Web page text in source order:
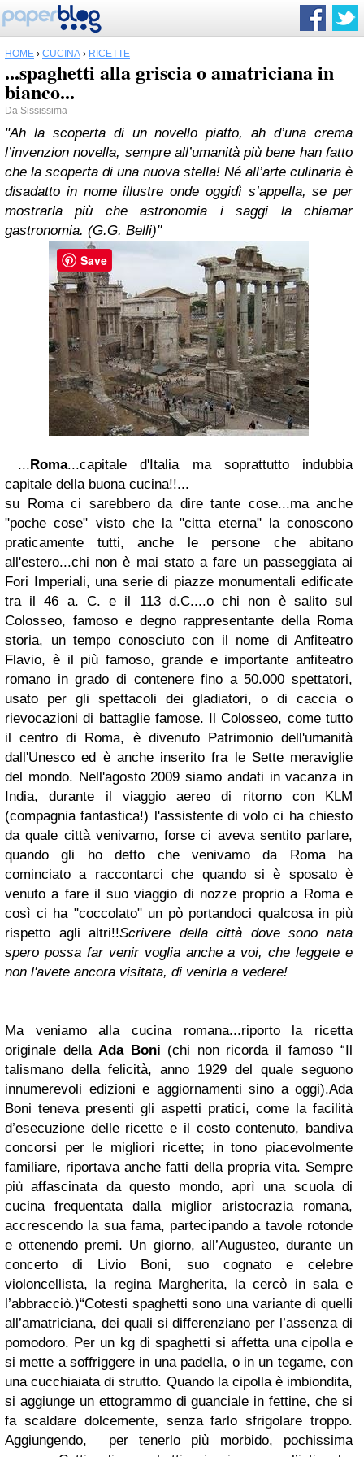
HOME › CUCINA › RICETTE
...spaghetti alla griscia o amatriciana in
bianco...
Da Sississima
"Ah la scoperta di un novello piatto, ah d’una crema
l’invenzion novella, sempre all’umanità più bene han fatto
che la scoperta di una nuova stella! Né all’arte culinaria è
disadatto in nome illustre onde oggidì s’appella, se per
mostrarla più che astronomia i saggi la chiamar
gastronomia. (G.G. Belli)"
...Roma...capitale d'Italia ma soprattutto indubbia
capitale della buona cucina!!...
su Roma ci sarebbero da dire tante cose...ma anche
"poche cose" visto che la "citta eterna" la conoscono
praticamente tutti, anche le persone che abitano
all'estero...chi non è mai stato a fare un passeggiata ai
Fori Imperiali, una serie di piazze monumentali edificate
tra il 46 a. C. e il 113 d.C....o chi non è salito sul
Colosseo, famoso e degno rappresentante della Roma
storia, un tempo conosciuto con il nome di Anfiteatro
Flavio, è il più famoso, grande e importante anfiteatro
romano in grado di contenere fino a 50.000 spettatori,
usato per gli spettacoli dei gladiatori, o di caccia o
rievocazioni di battaglie famose. Il Colosseo, come tutto
il centro di Roma, è divenuto Patrimonio dell'umanità
dall'Unesco ed è anche inserito fra le Sette meraviglie
del mondo. Nell'agosto 2009 siamo andati in vacanza in
India, durante il viaggio aereo di ritorno con KLM
(compagnia fantastica!) l'assistente di volo ci ha chiesto
da quale città venivamo, forse ci aveva sentito parlare,
quando gli ho detto che venivamo da Roma ha
cominciato a raccontarci che quando si è sposato è
venuto a fare il suo viaggio di nozze proprio a Roma e
così ci ha "coccolato" un pò portandoci qualcosa in più
rispetto agli altri!!Scrivere della città dove sono nata
spero possa far venir voglia anche a voi, che leggete e
non l'avete ancora visitata, di venirla a vedere!
Ma veniamo alla cucina romana...riporto la ricetta
originale dellaAda Boni (chi non ricorda il famoso “Il
talismano della felicità, anno 1929 del quale seguono
innumerevoli edizioni e aggiornamenti sino a oggi).Ada
Boni teneva presenti gli aspetti pratici, come la facilità
d’esecuzione delle ricette e il costo contenuto, bandiva
concorsi per le migliori ricette; in tono piacevolmente
familiare, riportava anche fatti della propria vita. Sempre
più affascinata da questo mondo, aprì una scuola di
cucina frequentata dalla miglior aristocrazia romana,
accrescendo la sua fama, partecipando a tavole rotonde
e ottenendo premi. Un giorno, all’Augusteo, durante un
concerto di Livio Boni, suo cognato e celebre
violoncellista, la regina Margherita, la cercò in sala e
l’abbracciò.)“Cotesti spaghetti sono una variante di quelli
all’amatriciana, dei quali si differenziano per l’assenza di
pomodoro. Per un kg di spaghetti si affetta una cipolla e
si mette a soffriggere in una padella, o in un tegame, con
una cucchiaiata di strutto. Quando la cipolla è imbiondita,
si aggiunge un ettogrammo di guanciale in fettine, che si
fa scaldare dolcemente, senza farlo sfrigolare troppo.
Aggiungendo, per tenerlo più morbido, pochissima
Save